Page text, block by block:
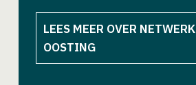
LEES MEER OVER NETWERK
OOSTING